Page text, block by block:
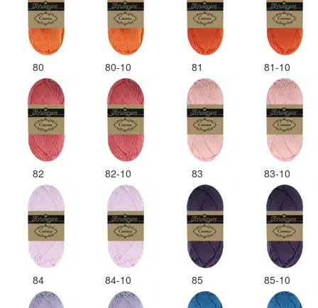
80 80-10 81 81-10
82 82-10 83 83-10
84 84-10 85 85-10